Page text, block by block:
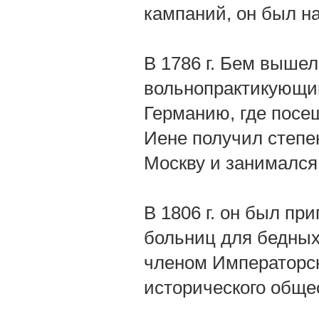
кампаний, он был
В 1786 г. Бем
Германию, где
Иене получил
Москву и
В 1806 г. он был
больниц для
членом
исторического